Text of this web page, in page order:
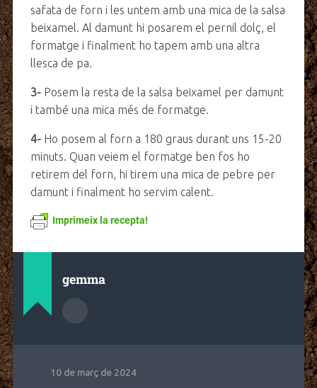
safata de forn i les untem amb una mica de la salsa
beixamel. Al damunt hi posarem el pernil dolç, el
formatge i finalment ho tapem amb una altra
llesca de pa.
3- Posem la resta de la salsa beixamel per damunt
i també una mica més de formatge.
4- Ho posem al forn a 180 graus durant uns 15-20
minuts. Quan veiem el formatge ben fos ho
retirem del forn, hi tirem una mica de pebre per
damunt i finalment ho servim calent.
Imprimeix la recepta!
gemma
10 de març de 2024